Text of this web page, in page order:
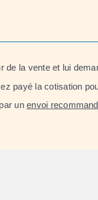
la vente et lui
payé la cotisation
unenvoi